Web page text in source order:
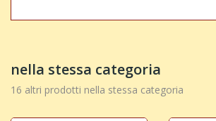
nella stessa categoria
16 altri prodotti nella stessa categoria